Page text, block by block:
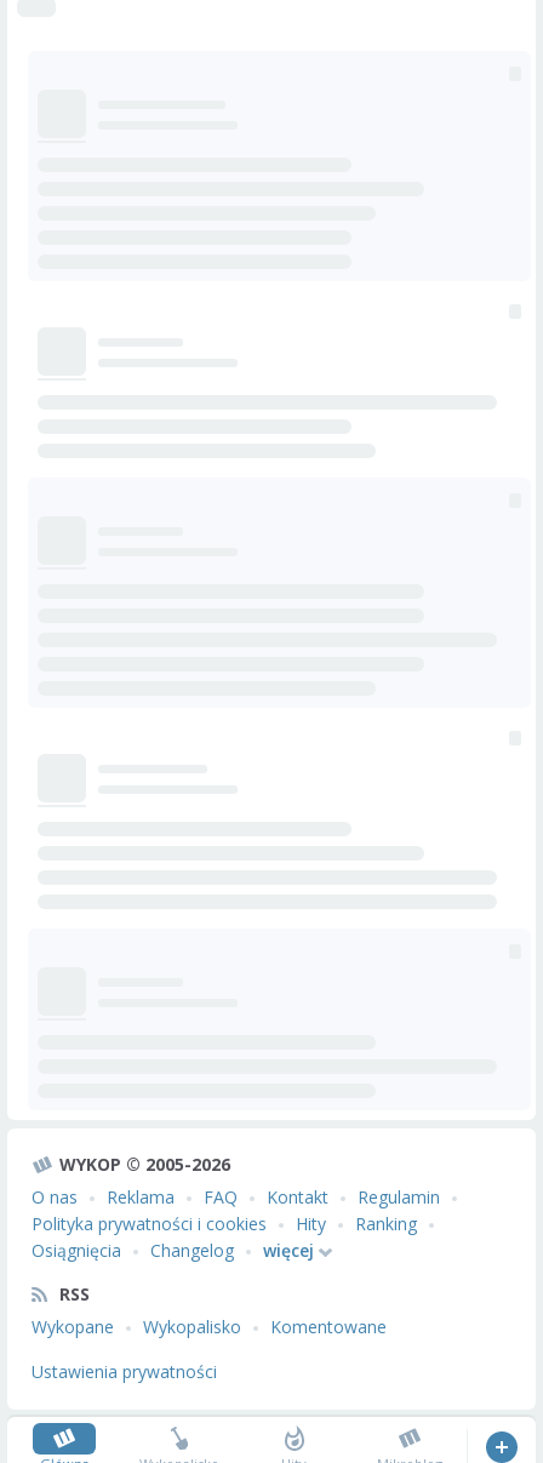
WYKOP © 2005-2026
O nas
Reklama FAQ Kontakt
Regulamin
Polityka prywatności i cookies
Hity
Ranking
Osiągnięcia
Changelog
więcej
RSS
Wykopane
Wykopalisko
Komentowane
Ustawienia prywatności